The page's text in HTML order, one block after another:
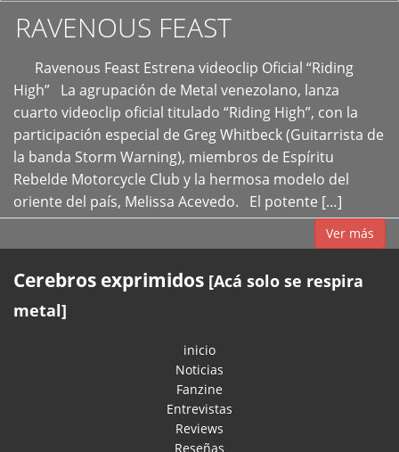
RAVENOUS FEAST
Ravenous Feast Estrena videoclip Oficial “Riding
High” La agrupación de Metal venezolano, lanza
cuarto videoclip oficial titulado “Riding High”, con la
participación especial de Greg Whitbeck (Guitarrista de
la banda Storm Warning), miembros de Espíritu
Rebelde Motorcycle Club y la hermosa modelo del
oriente del país, Melissa Acevedo. El potente […]
Ver más
Cerebros exprimidos [Acá solo se respira
metal]
inicio
Noticias
Fanzine
Entrevistas
Reviews
Reseñas